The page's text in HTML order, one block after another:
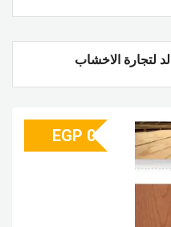
لتجارة الاخشاب
EGP 0